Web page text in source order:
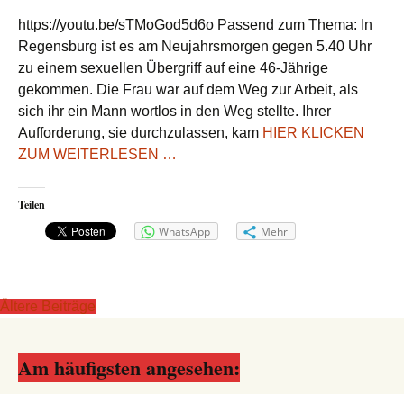
HABEN
DIE
IDENTITäREN
GAR
NICHT
MAL
SO
https://youtu.be/sTMoGod5d6o Passend zum Thema: In
Regensburg ist es am Neujahrsmorgen gegen 5.40 Uhr
zu einem sexuellen Übergriff auf eine 46-Jährige
gekommen. Die Frau war auf dem Weg zur Arbeit, als
sich ihr ein Mann wortlos in den Weg stellte. Ihrer
Aufforderung, sie durchzulassen, kam HIER KLICKEN
ZUM WEITERLESEN …
Teilen
WhatsApp
Mehr
Navigation
Ältere Beiträge
Am häufigsten angesehen: